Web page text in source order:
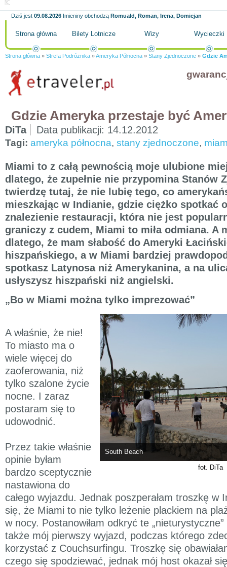
Dziś jest 09.08.2026 Imieniny obchodzą Romuald, Roman, Irena, Domicjan
Strona główna Bilety Lotnicze Wizy Wycieczki
Strona główna » Strefa Podróżnika »Ameryka Północna » Stany Zjednoczone » Gdzie
Gdzie Ameryka przestaje być
DiTa Data publikacji: 14.12.2012
Tagi: ameryka północna, stany zjednoczone,
Miami to z całą pewnością moje ulubione
dlatego, że zupełnie nie przypomina Stanów
twierdzę tutaj, że nie lubię tego, co
mieszkając w Indianie, gdzie ciężko spotkać
znalezienie restauracji, która nie jest
graniczy z cudem, Miami to miła odmiana. A
dlatego, że mam słabość do Ameryki
hiszpańskiego, a w Miami bardziej
spotkasz Latynosa niż Amerykanina, a na
usłyszysz hiszpański niż angielski.
„Bo w Miami można tylko imprezować”
South Beach
fot. DiTa
A właśnie, że nie!
To miasto ma o
wiele więcej do
zaoferowania, niż
tylko szalone życie
nocne. I zaraz
postaram się to
udowodnić.
Przez takie właśnie
opinie byłam
bardzo sceptycznie
nastawiona do
całego wyjazdu. Jednak poszperałam troszkę w
się, że Miami to nie tylko leżenie plackiem na
w nocy. Postanowiłam odkryć te
także mój pierwszy wyjazd, podczas którego
korzystać z Couchsurfingu. Troszkę się
czego się spodziewać, jednak mój host okazał